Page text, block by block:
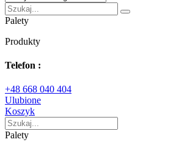
Palety
Produkty
Telefon :
+48 668 040 404
Ulubione
Koszyk
Palety